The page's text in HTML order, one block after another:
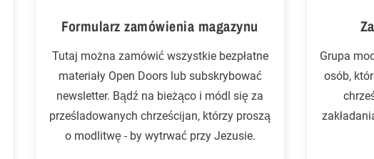
Formularz zamówienia magazynu
Tutaj można zamówić wszystkie bezpłatne
materiały Open Doors lub subskrybować
newsletter. Bądź na bieżąco i módl się za
prześladowanych chrześcijan, którzy proszą
o modlitwę - by wytrwać przy Jezusie.
Grupa
osób,